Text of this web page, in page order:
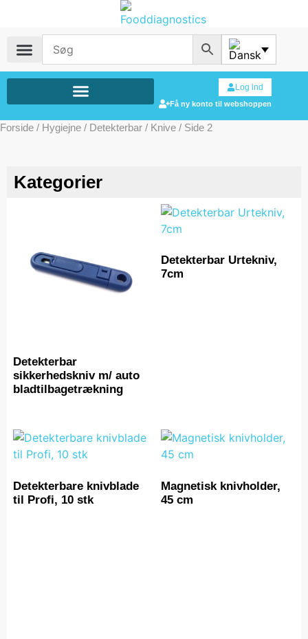
Log ind
Få ny konto til webshoppen
Forside / Hygiejne / Detekterbar / Knive / Side 2
Kategorier
Detekterbar
sikkerhedskniv m/ auto
bladtilbagetrækning
Detekterbar Urtekniv,
7cm
Detekterbare knivblade
til Profi, 10 stk
Magnetisk knivholder,
45 cm